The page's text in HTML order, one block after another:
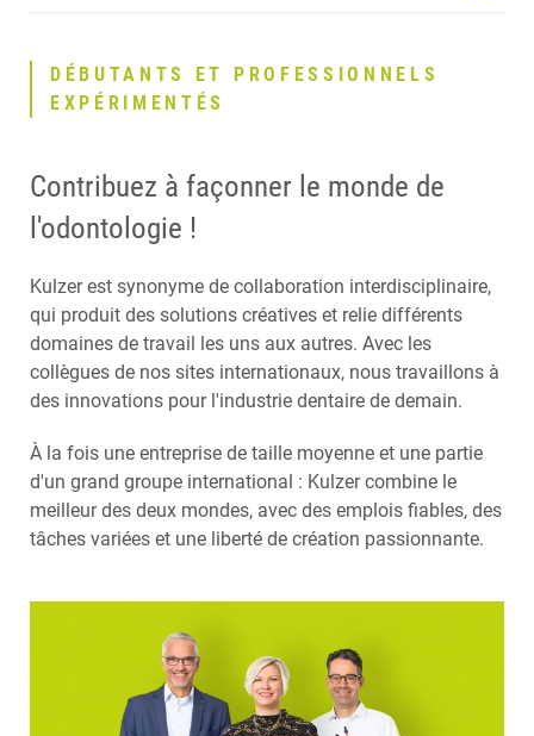
DÉBUTANTS ET PROFESSIONNELS
EXPÉRIMENTÉS
Contribuez à façonner le monde de
l'odontologie !
Kulzer est synonyme de collaboration interdisciplinaire,
qui produit des solutions créatives et relie différents
domaines de travail les uns aux autres. Avec les
collègues de nos sites internationaux, nous travaillons à
des innovations pour l'industrie dentaire de demain.
À la fois une entreprise de taille moyenne et une partie
d'un grand groupe international : Kulzer combine le
meilleur des deux mondes, avec des emplois fiables, des
tâches variées et une liberté de création passionnante.